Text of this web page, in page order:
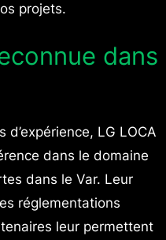
projets.
dans
LG LOCA
dans le domaine
dans le Var. Leur
réglementations
leur permettent